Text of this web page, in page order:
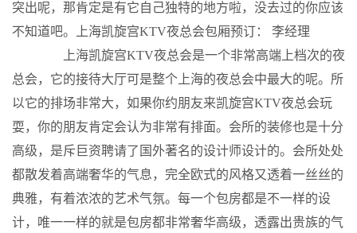
突出呢，那肯定是有它自己独特的地方啦，没去过的你应该
不知道吧。上海凯旋宫KTV夜总会包厢预订： 李经理
上海凯旋宫KTV夜总会是一个非常高端上档次的夜
总会，它的接待大厅可是整个上海的夜总会中最大的呢。所
以它的排场非常大，如果你约朋友来凯旋宫KTV夜总会玩
耍，你的朋友肯定会认为非常有排面。会所的装修也是十分
高级，是斥巨资聘请了国外著名的设计师设计的。会所处处
都散发着高端奢华的气息，完全欧式的风格又透着一丝丝的
典雅，有着浓浓的艺术气氛。每一个包房都是不一样的设
计，唯一一样的就是包房都非常奢华高级，透露出贵族的气